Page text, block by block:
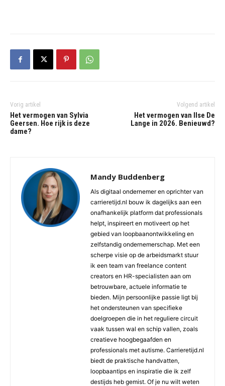
Vorig artikel
Het vermogen van Sylvia
Geersen. Hoe rijk is deze
dame?
Volgend artikel
Het vermogen van Ilse De
Lange in 2026. Benieuwd?
Mandy Buddenberg
Als digitaal ondernemer en oprichter van
carrieretijd.nl bouw ik dagelijks aan een
onafhankelijk platform dat professionals
helpt, inspireert en motiveert op het
gebied van loopbaanontwikkeling en
zelfstandig ondernemerschap. Met een
scherpe visie op de arbeidsmarkt stuur
ik een team van freelance content
creators en HR-specialisten aan om
betrouwbare, actuele informatie te
bieden. Mijn persoonlijke passie ligt bij
het ondersteunen van specifieke
doelgroepen die in het reguliere circuit
vaak tussen wal en schip vallen, zoals
creatieve hoogbegaafden en
professionals met autisme. Carrieretijd.nl
biedt de praktische handvatten,
loopbaantips en inspiratie die ik zelf
destijds heb gemist. Of je nu wilt weten